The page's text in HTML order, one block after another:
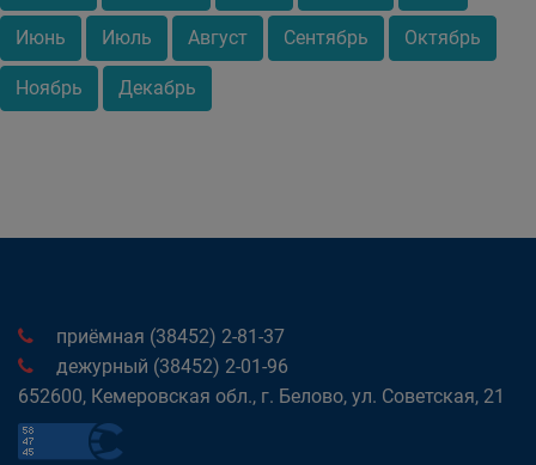
Июнь Июль Август Сентябрь Октябрь
Ноябрь Декабрь
приёмная (38452) 2-81-37
дежурный (38452) 2-01-96
652600, Кемеровская обл., г. Белово, ул. Советская, 21